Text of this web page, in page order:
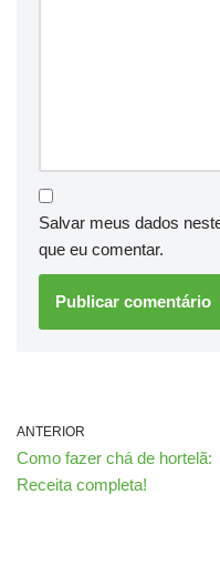
Salvar meus dados
que eu comentar.
ANTERIOR
Como fazer chá de hortelã:
Receita completa!